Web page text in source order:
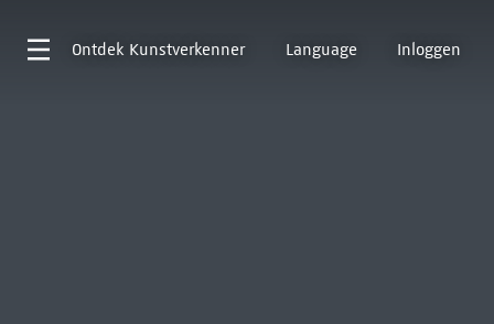
Ontdek Kunstverkenner Language Inloggen